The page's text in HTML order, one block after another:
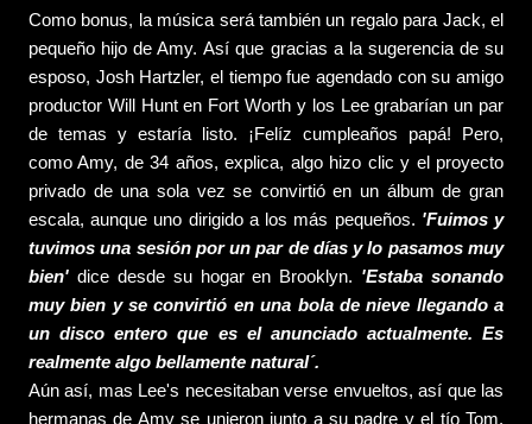
Como bonus, la música será también un regalo para Jack, el
pequeño hijo de Amy. Así que gracias a la sugerencia de su
esposo, Josh Hartzler, el tiempo fue agendado con su amigo
productor Will Hunt en Fort Worth y los Lee grabarían un par
de temas y estaría listo. ¡Felíz cumpleaños papá! Pero,
como Amy, de 34 años, explica, algo hizo clic y el proyecto
privado de una sola vez se convirtió en un álbum de gran
escala, aunque uno dirigido a los más pequeños. 'Fuimos y
tuvimos una sesión por un par de días y lo pasamos muy
bien' dice desde su hogar en Brooklyn. 'Estaba sonando
muy bien y se convirtió en una bola de nieve llegando a
un disco entero que es el anunciado actualmente. Es
realmente algo bellamente natural´.
Aún así, mas Lee's necesitaban verse envueltos, así que las
hermanas de Amy se unieron junto a su padre y el tío Tom.